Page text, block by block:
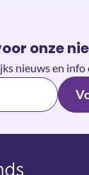
onze
nieuws en info